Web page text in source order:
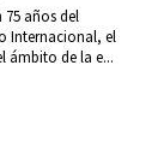
75 años del
Internacional, el
ámbito de la e...